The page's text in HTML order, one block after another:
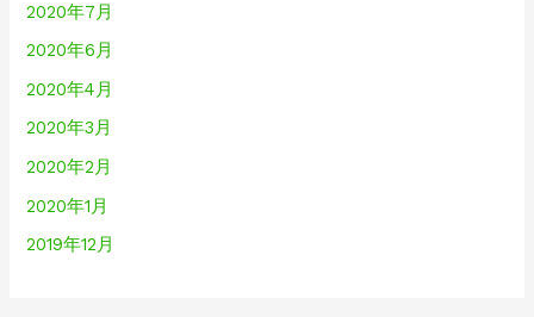
2020年7月
2020年6月
2020年4月
2020年3月
2020年2月
2020年1月
2019年12月